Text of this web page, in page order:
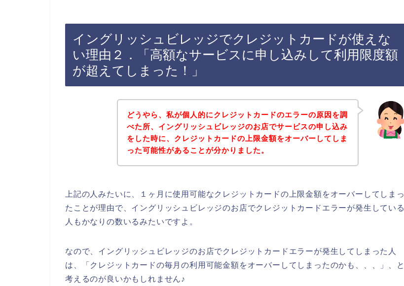
イングリッシュビレッジでクレジットカードが使えな
い理由２．「高額なサービスに申し込みして利用限度額
が超えてしまった！」
どうやら、私が個人的にクレジットカードのエラーの原因を調
べた所、イングリッシュビレッジのお店でサービスの申し込み
をした時に、クレジットカードの上限金額をオーバーしてしま
った可能性があることが分かりました。
上記の人みたいに、１ヶ月に使用可能なクレジットカードの上限金額をオーバーしてしまっ
たことが理由で、イングリッシュビレッジのお店でクレジットカードエラーが発生している
人もかなりの数いるみたいですよ。
なので、イングリッシュビレッジのお店でクレジットカードエラーが発生してしまった人
は、「クレジットカードの毎月の利用可能金額をオーバーしてしまったのかも、、、」、と
考えるのが良いかもしれません♪